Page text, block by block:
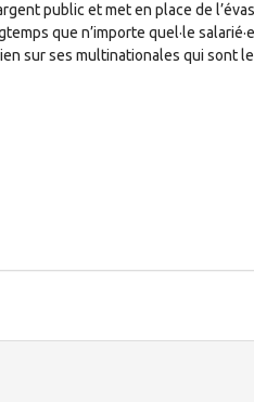
public et met en place de
que n’importe quel·le
sur ses multinationales qui sont